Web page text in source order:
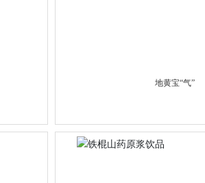
地黄宝“气”